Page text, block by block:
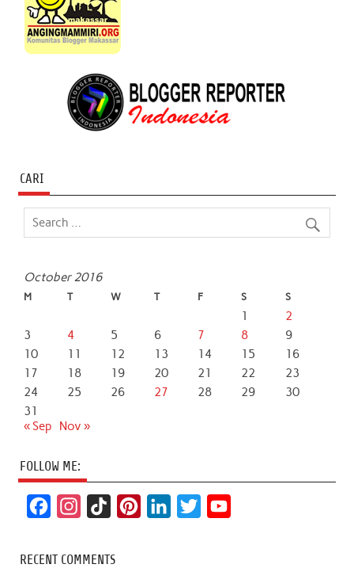
CARI
October 2016
M T W T F S S
1
2
3
4 5 6 7 8
9
10
11 12 13 14 15
16
17
18 19 20 21 22
23
24
25 26 27 28 29
30
31
« Sep
Nov »
FOLLOW ME:
c
s
k
RECENT COMMENTS